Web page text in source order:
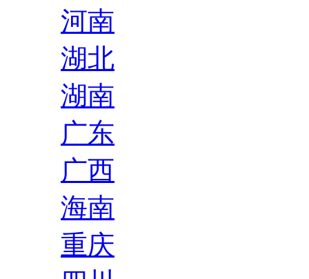
河南
湖北
湖南
广东
广西
海南
重庆